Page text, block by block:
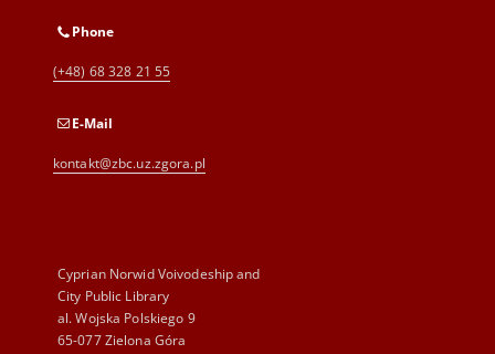
Phone
(+48) 68 328 21 55
E-Mail
kontakt@zbc.uz.zgora.pl
Cyprian Norwid Voivodeship and
City Public Library
al. Wojska Polskiego 9
65-077 Zielona Góra